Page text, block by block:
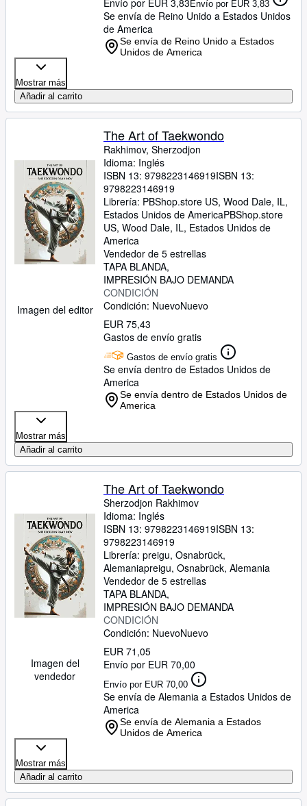
Envío por EUR 3,83
Se envía de Reino Unido a Estados Unidos
de America
Se envía de Reino Unido a Estados
Unidos de America
Mostrar más
Añadir al carrito
Imagen del editor
The Art of Taekwondo
Rakhimov, Sherzodjon
Idioma: Inglés
ISBN 13: 9798223146919ISBN 13:
9798223146919
Librería: PBShop.store US, Wood Dale, IL,
Estados Unidos de AmericaPBShop.store
US, Wood Dale, IL, Estados Unidos de
America
Vendedor de 5 estrellas
TAPA BLANDA
IMPRESIÓN BAJO DEMANDA
CONDICIÓN
Condición: NuevoNuevo
EUR 75,43
Gastos de envío gratis
Gastos de envío gratis
Se envía dentro de Estados Unidos de
America
Se envía dentro de Estados Unidos de
America
Mostrar más
Añadir al carrito
Imagen del
vendedor
The Art of Taekwondo
Sherzodjon Rakhimov
Idioma: Inglés
ISBN 13: 9798223146919ISBN 13:
9798223146919
Librería: preigu, Osnabrück,
Alemaniapreigu, Osnabrück, Alemania
Vendedor de 5 estrellas
TAPA BLANDA
IMPRESIÓN BAJO DEMANDA
CONDICIÓN
Condición: NuevoNuevo
EUR 71,05
Envío por EUR 70,00
Envío por EUR 70,00
Se envía de Alemania a Estados Unidos de
America
Se envía de Alemania a Estados
Unidos de America
Mostrar más
Añadir al carrito